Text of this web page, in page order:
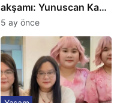
akşamı: Yunuscan Kaya
klasik yorumuyla
sahnede
5 ay önce